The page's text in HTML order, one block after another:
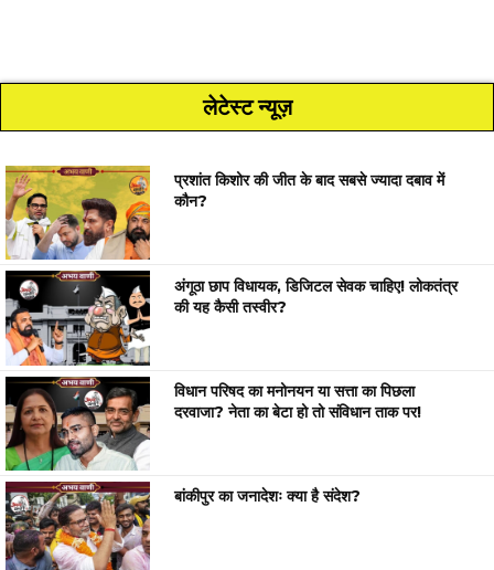
लेटेस्ट न्यूज़
प्रशांत किशोर की जीत के बाद सबसे ज्यादा दबाव में
कौन?
अंगूठा छाप विधायक, डिजिटल सेवक चाहिए! लोकतंत्र
की यह कैसी तस्वीर?
विधान परिषद का मनोनयन या सत्ता का पिछला
दरवाजा? नेता का बेटा हो तो संविधान ताक पर!
बांकीपुर का जनादेशः क्या है संदेश?